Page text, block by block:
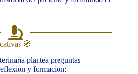
🧭
plantea preguntas
y formación: